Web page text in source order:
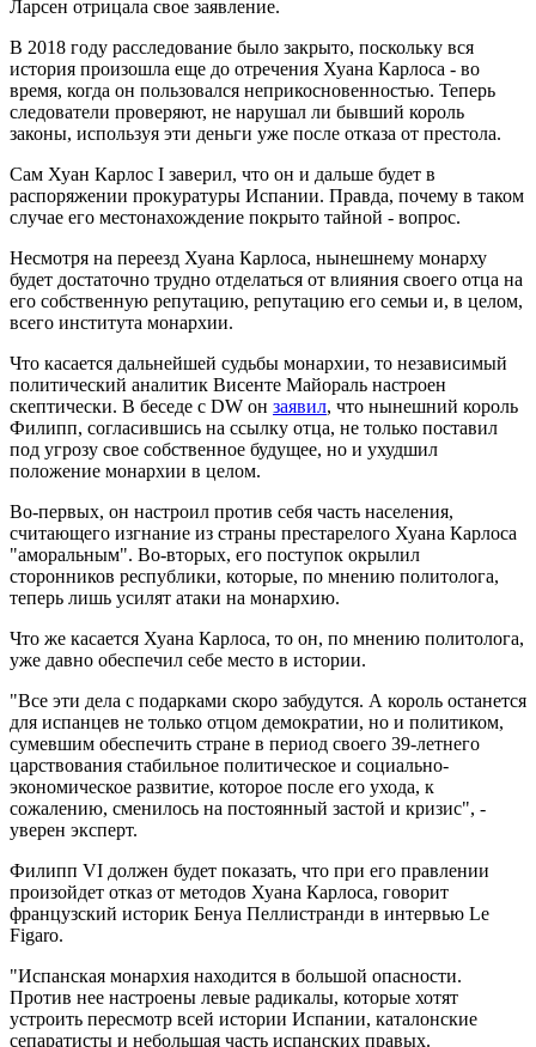
Ларсен отрицала свое заявление.
В 2018 году расследование было закрыто, поскольку вся
история произошла еще до отречения Хуана Карлоса - во
время, когда он пользовался неприкосновенностью. Теперь
следователи проверяют, не нарушал ли бывший король
законы, используя эти деньги уже после отказа от престола.
Сам Хуан Карлос I заверил, что он и дальше будет в
распоряжении прокуратуры Испании. Правда, почему в таком
случае его местонахождение покрыто тайной - вопрос.
Несмотря на переезд Хуана Карлоса, нынешнему монарху
будет достаточно трудно отделаться от влияния своего отца на
его собственную репутацию, репутацию его семьи и, в целом,
всего института монархии.
Что касается дальнейшей судьбы монархии, то независимый
политический аналитик Висенте Майораль настроен
скептически. В беседе с DW он заявил, что нынешний король
Филипп, согласившись на ссылку отца, не только поставил
под угрозу свое собственное будущее, но и ухудшил
положение монархии в целом.
Во-первых, он настроил против себя часть населения,
считающего изгнание из страны престарелого Хуана Карлоса
"аморальным". Во-вторых, его поступок окрылил
сторонников республики, которые, по мнению политолога,
теперь лишь усилят атаки на монархию.
Что же касается Хуана Карлоса, то он, по мнению политолога,
уже давно обеспечил себе место в истории.
"Все эти дела с подарками скоро забудутся. А король останется
для испанцев не только отцом демократии, но и политиком,
сумевшим обеспечить стране в период своего 39-летнего
царствования стабильное политическое и социально-
экономическое развитие, которое после его ухода, к
сожалению, сменилось на постоянный застой и кризис", -
уверен эксперт.
Филипп VI должен будет показать, что при его правлении
произойдет отказ от методов Хуана Карлоса, говорит
французский историк Бенуа Пеллистранди в интервью Le
Figaro.
"Испанская монархия находится в большой опасности.
Против нее настроены левые радикалы, которые хотят
устроить пересмотр всей истории Испании, каталонские
сепаратисты и небольшая часть испанских правых.